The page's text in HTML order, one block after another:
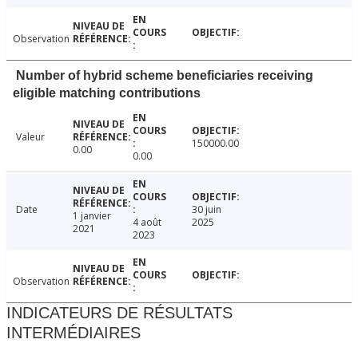
Observation
Number of hybrid scheme beneficiaries receiving
eligible matching contributions
Valeur
0.00
0.00
150000.00
Date
1 janvier
2021
4 août
2023
30 juin
2025
Observation
INDICATEURS DE RÉSULTATS
INTERMÉDIAIRES